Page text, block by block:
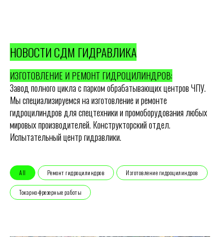
НОВОСТИ СДМ ГИДРАВЛИКА
ИЗГОТОВЛЕНИЕ И РЕМОНТ ГИДРОЦИЛИНДРОВ:
Завод полного цикла с парком обрабатывающих центров ЧПУ.
Мы специализируемся на изготовление и ремонте
гидроцилиндров для спецтехники и промоборудования любых
мировых производителей. Конструкторский отдел.
Испытательный центр гидравлики.
All Ремонт гидроцилиндров Изготовление гидроцилиндров
Токарно-фрезерные работы